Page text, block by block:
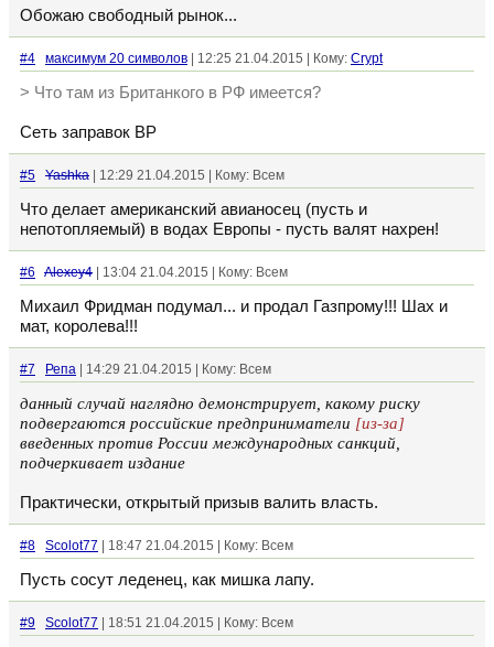
Обожаю свободный рынок...
#4 максимум 20 символов | 12:25 21.04.2015 | Кому: Crypt
> Что там из Британкого в РФ имеется?
Сеть заправок BP
#5 Yashka | 12:29 21.04.2015 | Кому: Всем
Что делает американский авианосец (пусть и
непотопляемый) в водах Европы - пусть валят нахрен!
#6 Alexey4 | 13:04 21.04.2015 | Кому: Всем
Михаил Фридман подумал... и продал Газпрому!!! Шах и
мат, королева!!!
#7 Репа | 14:29 21.04.2015 | Кому: Всем
данный случай наглядно демонстрирует, какому риску
подвергаются российские предприниматели [из-за]
введенных против России международных санкций,
подчеркивает издание
Практически, открытый призыв валить власть.
#8 Scolot77 | 18:47 21.04.2015 | Кому: Всем
Пусть сосут леденец, как мишка лапу.
#9 Scolot77 | 18:51 21.04.2015 | Кому: Всем